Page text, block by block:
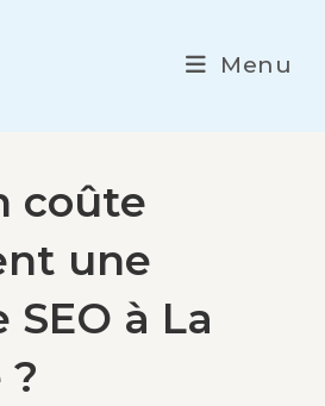
Menu
coûte
une
à La
?